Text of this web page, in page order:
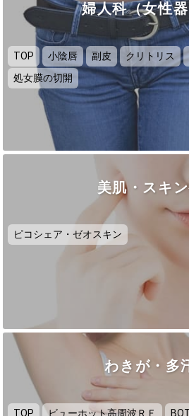
婦人科（女性
TOP 小陰唇 副皮 クリトリス
処女膜の切開
美肌・スキ
ピコシェア・ゼオスキン
わきが・多
TOP ビューホット高周波ＲＦ